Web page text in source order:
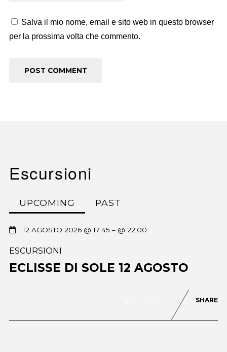
Salva il mio nome, email e sito web in questo browser
per la prossima volta che commento.
Escursioni
UPCOMING PAST
12 AGOSTO 2026 @ 17:45 – @ 22:00
ESCURSIONI
ECLISSE DI SOLE 12 AGOSTO
SHARE